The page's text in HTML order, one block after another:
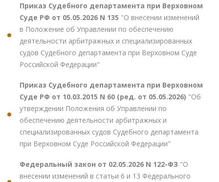
Приказ Судебного департамента при Верховном
Суде РФ от 05.05.2026 N 135 "О внесении изменений
в Положение об Управлении по обеспечению
деятельности арбитражных и специализированных
судов Судебного департамента при Верховном Суде
Российской Федерации"
Приказ Судебного департамента при Верховном
Суде РФ от 10.03.2015 N 60 (ред. от 05.05.2026) "Об
утверждении Положения об Управлении по
обеспечению деятельности арбитражных и
специализированных судов Судебного департамента
при Верховном Суде Российской Федерации"
Федеральный закон от 02.05.2026 N 122-ФЗ "О
внесении изменений в статьи 6 и 13 Федерального